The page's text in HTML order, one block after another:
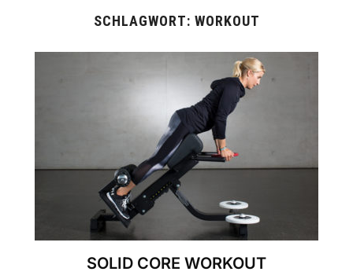
SCHLAGWORT: WORKOUT
SOLID CORE WORKOUT